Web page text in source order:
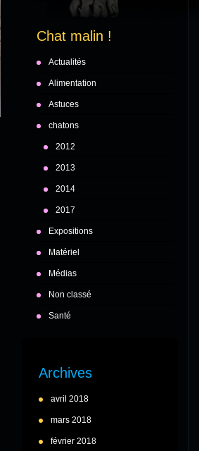
Chat malin !
Actualités
Alimentation
Astuces
chatons
2012
2013
2014
2017
Expositions
Matériel
Médias
Non classé
Santé
Archives
avril 2018
mars 2018
février 2018